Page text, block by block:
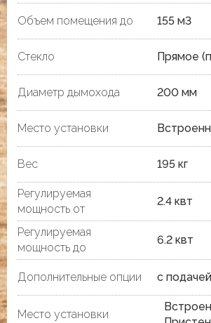
Объем помещения до 155 м3
Стекло Прямое
Диаметр дымохода 200 мм
Место установки
Вес 195 кг
Регулируемая
мощность от
2.4 квт
Регулируемая
мощность до
6.2 квт
Дополнительные опции с
Место установки